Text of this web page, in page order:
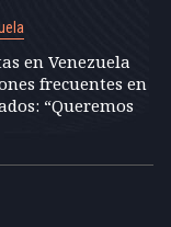
en Venezuela
frecuentes en
“Queremos